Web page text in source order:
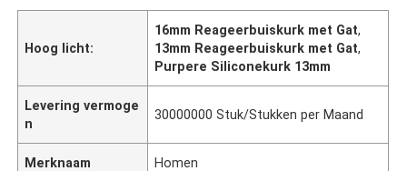
Hoog licht:
16mm Reageerbuiskurk met Gat,
13mm Reageerbuiskurk met Gat,
Purpere Siliconekurk 13mm
Levering vermoge
n
30000000 Stuk/Stukken per Maand
Merknaam Homen